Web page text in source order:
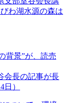
わ湖水源の森は
背景”が、読売
会長の記事が長
）